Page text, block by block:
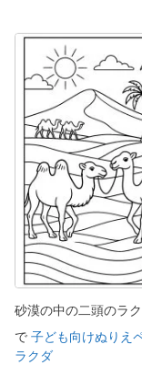
砂漠の中の二頭のラ
で 子ども向けぬりえ
ラクダ